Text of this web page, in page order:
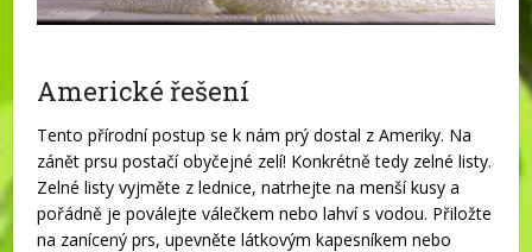
Americké řešení
Tento přírodní postup se k nám prý dostal z Ameriky. Na
zánět prsu postačí obyčejné zelí! Konkrétně tedy zelné listy.
Zelné listy vyjměte z lednice, natrhejte na menší kusy a
pořádně je poválejte válečkem nebo lahví s vodou. Přiložte
na zanícený prs, upevněte látkovým kapesníkem nebo